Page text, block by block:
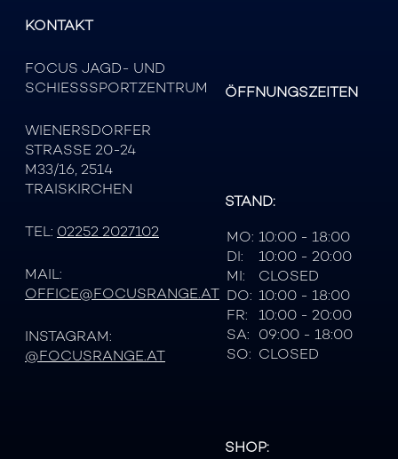
KONTAKT
FOCUS JAGD- UND
SCHIESSSPORTZENTRUM
WIENERSDORFER
STRASSE 20-24
M33/16, 2514
TRAISKIRCHEN
TEL: 02252 2027102
MAIL:
OFFICE@FOCUSRANGE.AT
INSTAGRAM:
@FOCUSRANGE.AT
ÖFFNUNGSZEITEN
STAND:
MO: 10:00 - 18:00
DI:
10:00 - 20:00
MI:
CLOSED
DO: 10:00 - 18:00
FR:
10:00 - 20:00
SA: 09:00 - 18:00
SO: CLOSED
SHOP: